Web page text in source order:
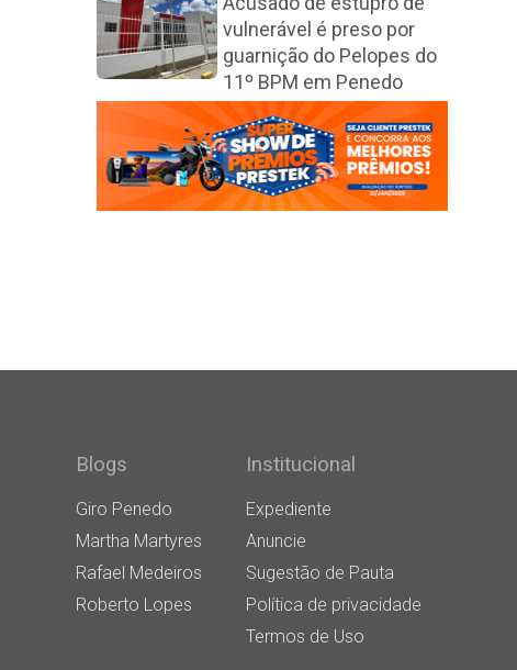
vulnerável é preso por
guarnição do Pelopes do
11º BPM em Penedo
Blogs
Giro Penedo
Martha Martyres
Rafael Medeiros
Roberto Lopes
Institucional
Expediente
Anuncie
Sugestão de Pauta
Política de privacidade
Termos de Uso